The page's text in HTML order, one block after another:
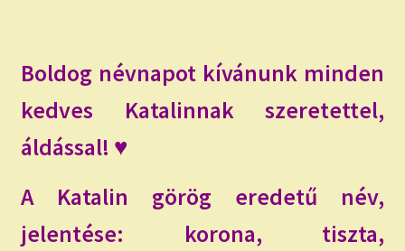
Boldog névnapot kívánunk minden
kedves Katalinnak szeretettel,
áldással! ♥
A Katalin görög eredetű név,
jelentése: korona, tiszta,